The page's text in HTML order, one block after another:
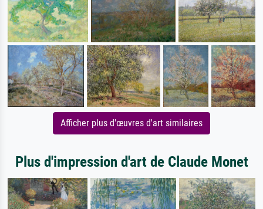
Afficher plus d'œuvres d'art similaires
Plus d'impression d'art de Claude Monet